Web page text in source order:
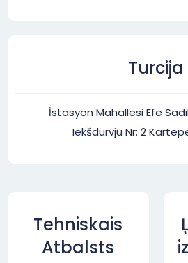
Turcija
İstasyon Mahallesi Efe
Iekšdurvju Nr: 2
Tehniskais
Atbalsts